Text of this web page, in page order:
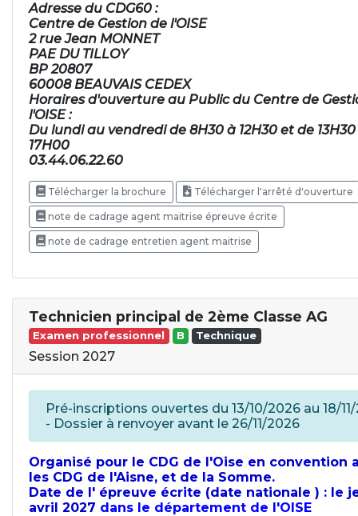
Adresse du CDG60 :
Centre de Gestion de l'OISE
2 rue Jean MONNET
PAE DU TILLOY
BP 20807
60008 BEAUVAIS CEDEX
Horaires d'ouverture au Public du Centre de
l'OISE :
Du lundi au vendredi de 8H30 à 12H30 et de
17H00
03.44.06.22.60
Télécharger la brochure Télécharger l'arrêté d'ouverture
note de cadrage agent maitrise épreuve écrite
note de cadrage entretien agent maitrise
Technicien principal de 2ème Classe AG
Examen professionnel B Technique
Session 2027
Pré-inscriptions ouvertes du 13/10/2026 au 18/
- Dossier à renvoyer avant le 26/11/2026
Organisé pour le CDG de l'Oise en convention
les CDG de l'Aisne, et de la Somme.
Date de l' épreuve écrite (date nationale ) : le
avril 2027 dans le département de l'OISE